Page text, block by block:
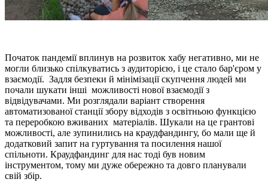
Початок пандемії вплинув на розвиток хабу негативно, ми не
могли близько спілкуватись з аудиторією, і це стало бар'єром у
взаємодії. Задля безпеки й мінімізації скупчення людей ми
почали шукати інші можливості нової взаємодії з
відвідувачами. Ми розглядали варіант створення
автоматизованої станції збору відходів з освітньою функцією
та переробкою вживаних матеріалів. Шукали на це грантові
можливості, але зупинились на краудфандингу, бо мали ще й
додатковий запит на гуртування та посилення нашої
спільноти. Краудфандинг для нас тоді був новим
інструментом, тому ми дуже обережно та довго планували
свій збір.